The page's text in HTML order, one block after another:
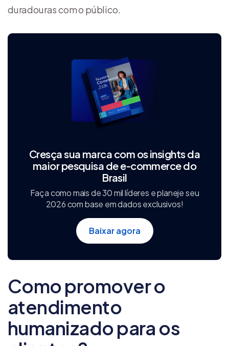
duradouras com o público.
Cresça sua marca com os insights da
maior pesquisa de e‑commerce do
Brasil
Faça como mais de 30 mil líderes e planeje seu
2026 com base em dados exclusivos!
Baixar agora
Como promover o
atendimento
humanizado para os